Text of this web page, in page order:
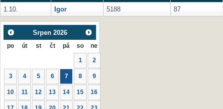
1.10.
Igor 5188 87
Srpen 2026
po út st čt pá so ne
1 2
3 4 5 6 7 8 9
10 11 12 13 14 15 16